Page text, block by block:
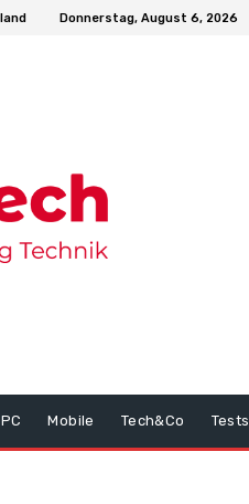
Donnerstag, August 6, 2026
PC Mobile Tech&Co Tests